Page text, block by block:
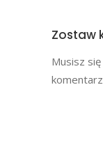
Zostaw
Musisz się